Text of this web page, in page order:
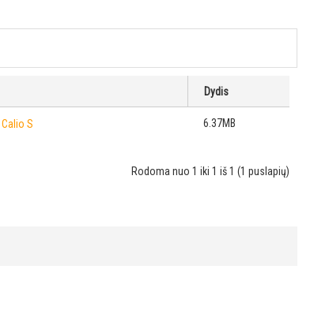
Dydis
S 6.37MB
Rodoma nuo 1 iki 1 iš 1 (1 puslapių)